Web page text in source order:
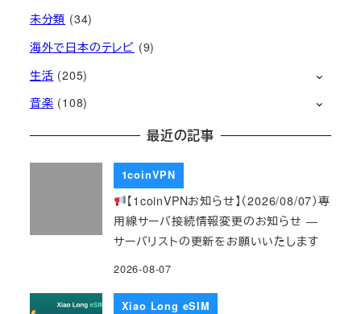
未分類 (34)
海外で日本のテレビ (9)
生活 (205)
音楽 (108)
最近の記事
1coinVPN
【1coinVPNお知らせ】（2026/08/07）専
用線サーバ接続情報変更のお知らせ ―
サーバリストの更新をお願いいたします
2026-08-07
Xiao Long eSIM